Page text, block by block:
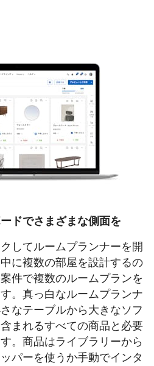
ドでさまざまな側面を
してルームプランナーを開
に複数の部屋を設計するの
件で複数のルームプランを
。真っ白なルームプランナ
なテーブルから大きなソフ
まれるすべての商品と必要
。商品はライブラリーから
パーを使うか手動でインタ